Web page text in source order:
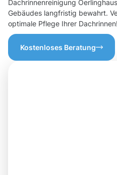
Dachrinnenreinigung
Gebäudes langfristig bewahrt.
optimale Pflege Ihrer Dachrinnen!
Kostenloses Beratung